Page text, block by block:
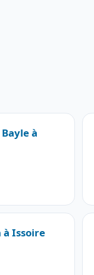
à
à Issoire